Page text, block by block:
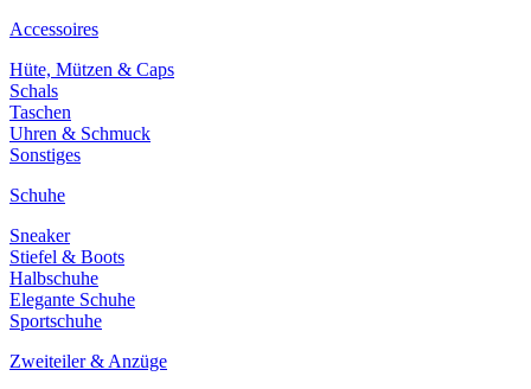
Accessoires
Hüte, Mützen & Caps
Schals
Taschen
Uhren & Schmuck
Sonstiges
Schuhe
Sneaker
Stiefel & Boots
Halbschuhe
Elegante Schuhe
Sportschuhe
Zweiteiler & Anzüge